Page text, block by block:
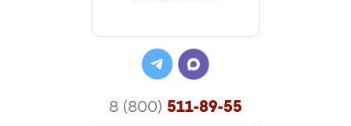
8 (800) 511-89-55